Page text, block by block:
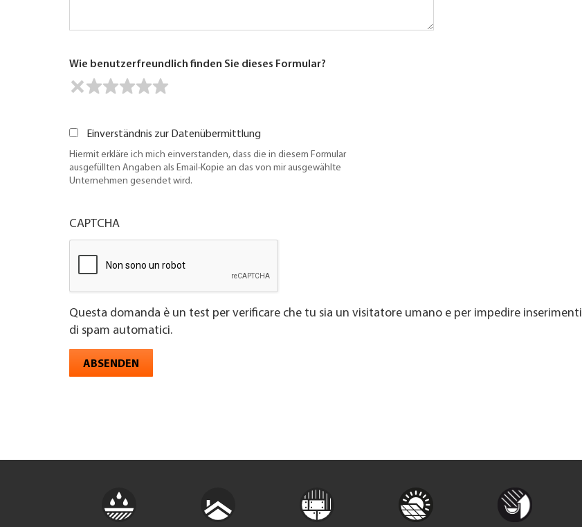
Wie benutzerfreundlich finden Sie dieses Formular?
Einverständnis zur Datenübermittlung
Hiermit erkläre ich mich einverstanden, dass die in diesem Formular
ausgefüllten Angaben als Email-Kopie an das von mir ausgewählte
Unternehmen gesendet wird.
CAPTCHA
Questa domanda è un test per verificare che tu sia un visitatore umano e per impedire inserimenti
di spam automatici.
ABSENDEN